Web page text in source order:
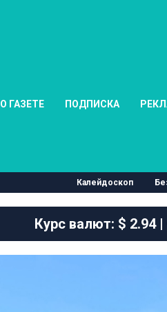
О ГАЗЕТЕ ПОДПИСКА
Калейдоскоп
Курс валют: $ 2.94